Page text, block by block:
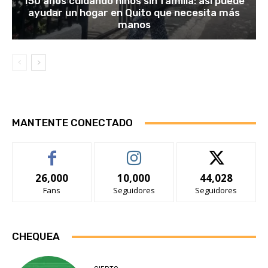
ayudar un hogar en Quito que necesita más
manos
MANTENTE CONECTADO
26,000
Fans
10,000
Seguidores
44,028
Seguidores
CHEQUEA